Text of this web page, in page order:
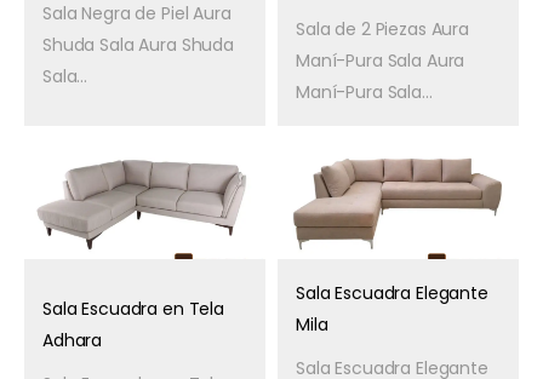
Sala Negra de Piel Aura
Shuda Sala Aura Shuda
Sala...
Sala de 2 Piezas Aura
Maní-Pura Sala Aura
Maní-Pura Sala...
Sala Escuadra en Tela
Adhara
Sala Escuadra Elegante
Mila
Sala Escuadra Elegante